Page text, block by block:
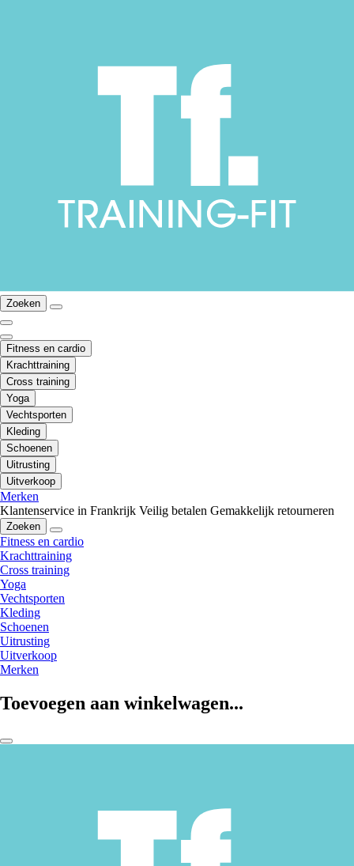
Zoeken
Fitness en cardio
Krachttraining
Cross training
Yoga
Vechtsporten
Kleding
Schoenen
Uitrusting
Uitverkoop
Merken
Klantenservice in Frankrijk Veilig betalen Gemakkelijk retourneren
Zoeken
Fitness en cardio
Krachttraining
Cross training
Yoga
Vechtsporten
Kleding
Schoenen
Uitrusting
Uitverkoop
Merken
Toevoegen aan winkelwagen...